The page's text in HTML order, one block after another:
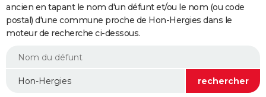
Essais
Réserver un essai
Citadines
Berlines
SUV
Forum auto
+
HIGH-TECH
Mobiles
Meilleur smartphone
Internet
Ordinateurs
Jeux vidéo
Guide high-tech
+BRICOLAGE
Forum
Aménagement intérieur
Extérieur
Cuisine
Salle de bains
Jardinage
Rangement
WEEK-END
Guides de France
Escapades
Patrimoine
Expositions
Musées
Week-end nature
LIFESTYLE
ancien en tapant le nom d'un défunt et/ou le nom (ou code
postal) d'une commune proche de Hon-Hergies dans le
moteur de recherche ci-dessous.